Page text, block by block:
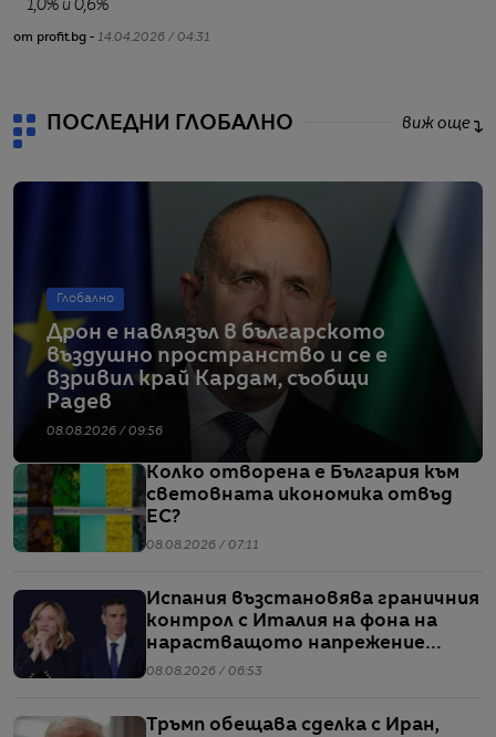
1,0% и 0,6%
от profit.bg - 14.04.2026 / 04:31
ПОСЛЕДНИ ГЛОБАЛНО виж още
Глобално
Дрон е навлязъл в българското
въздушно пространство и се е
взривил край Кардам, съобщи
Радев
08.08.2026 / 09:56
Колко отворена е България към
световната икономика отвъд
ЕС?
08.08.2026 / 07:11
Испания възстановява граничния
контрол с Италия на фона на
нарастващото напрежение
заради мигрантите
08.08.2026 / 06:53
Тръмп обещава сделка с Иран,